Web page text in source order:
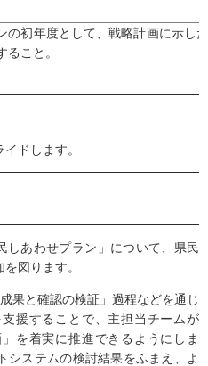
の初年度として、戦略計画に示し
ること。
ドします。
しあわせプラン」について、県民
図ります。
果と確認の検証」過程などを通じ
援することで、主担当チームが
を着実に推進できるようにしま
システムの検討結果をふまえ、よ